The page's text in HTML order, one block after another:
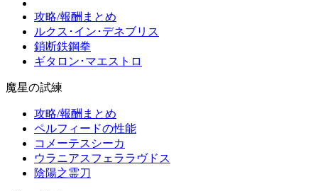
攻略/報酬まとめ
ルクス･イン･デネブリス
鎖断鉄鋼拳
ギタロン･マエストロ
魔星の試練
攻略/報酬まとめ
ペルフィードの性能
コメーテスシーカ
ウラニアスフェララヴドス
陰陽之霊刀